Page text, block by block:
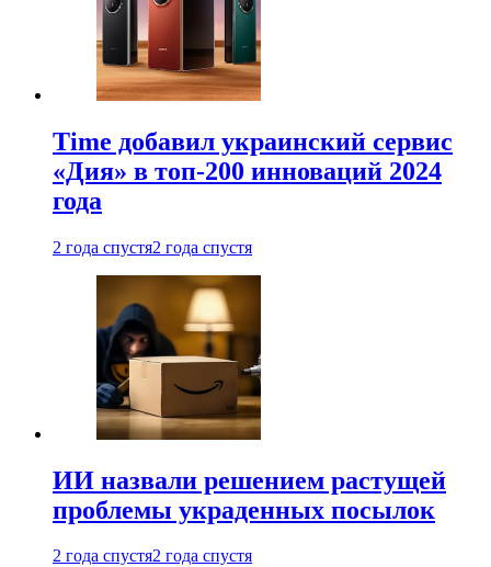
Time добавил украинский сервис
«Дия» в топ-200 инноваций 2024
года
2 года спустя2 года спустя
ИИ назвали решением растущей
проблемы украденных посылок
2 года спустя2 года спустя